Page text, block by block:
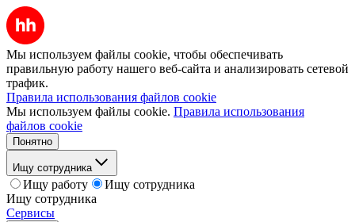
Мы используем файлы cookie, чтобы обеспечивать
правильную работу нашего веб-сайта и анализировать сетевой
трафик.
Правила использования файлов cookie
Мы используем файлы cookie. Правила использования
файлов cookie
Понятно
Ищу сотрудника
Ищу работу
Ищу сотрудника
Ищу сотрудника
Сервисы